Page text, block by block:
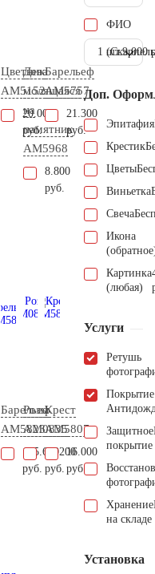
Цветник
AM5152
20.000
руб.
Дева
молящаяся
на
памятник
AM5968
8.800
руб.
Барельеф
AM5757
21.300
руб.
Барельеф
AM5823
165.600
руб.
Розы
AM0835
91.200
руб.
Крест
AM5807
16.000
руб.
ФИО
1 шт.9.000
Доп.
Эпитафия
Крестик
Цветы
Виньетка
Свеча
Икона
Картинка
(любая)
Услуги
Ретушь
Покрытие
Защитное
покрытие
Хранение
на складе
Установка